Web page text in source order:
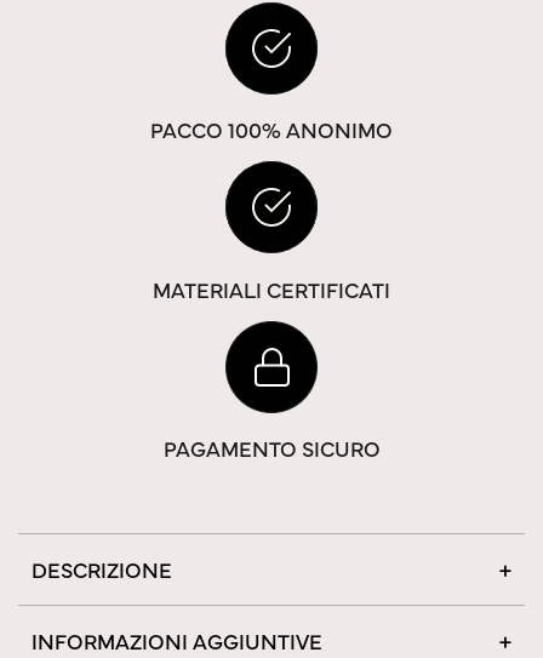
PACCO 100% ANONIMO
MATERIALI CERTIFICATI
PAGAMENTO SICURO
DESCRIZIONE
INFORMAZIONI AGGIUNTIVE